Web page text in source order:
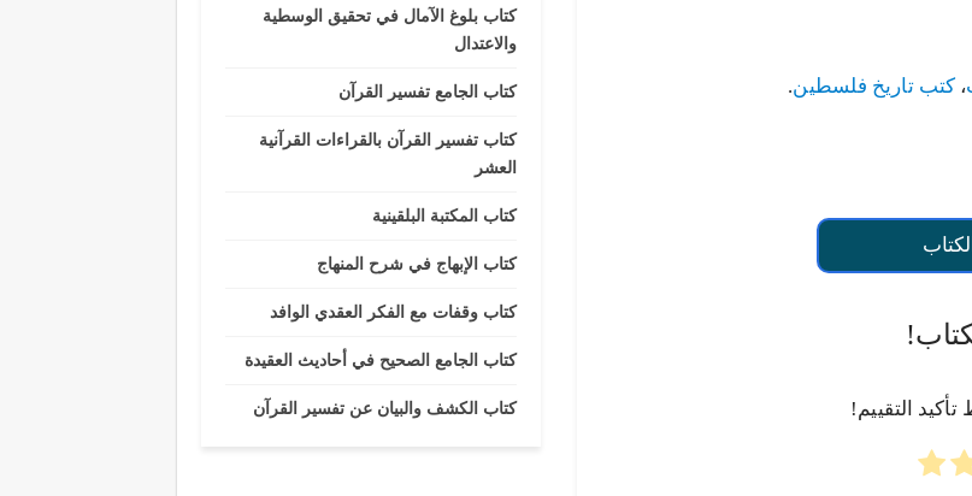
، كتب تاريخ فلسطين.
التقييم!
كتاب بلوغ الآمال في تحقيق الوسطية
والاعتدال
كتاب الجامع تفسير القرآن
كتاب تفسير القرآن بالقراءات القرآنية
العشر
كتاب المكتبة البلقينية
كتاب الإبهاج في شرح المنهاج
كتاب وقفات مع الفكر العقدي الوافد
كتاب الجامع الصحيح في أحاديث العقيدة
كتاب الكشف والبيان عن تفسير القرآن